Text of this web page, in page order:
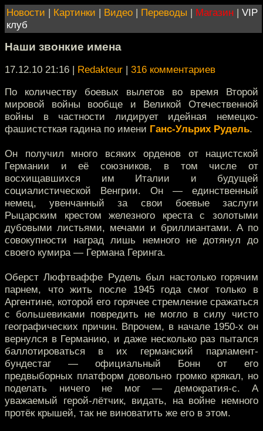
Новости | Картинки | Видео | Переводы | Магазин | VIP
клуб
Наши звонкие имена
17.12.10 21:16 | Redakteur | 316 комментариев
По количеству боевых вылетов во время Второй
мировой войны вообще и Великой Отечественной
войны в частности лидирует идейная немецко-
фашистсткая гадина по имени Ганс-Ульрих Рудель.
Он получил много всяких орденов от нацистской
Германии и её союзников, в том числе от
восхищавшихся им Италии и будущей
социалистической Венгрии. Он — единственный
немец, увенчанный за свои боевые заслуги
Рыцарским крестом железного креста с золотыми
дубовыми листьями, мечами и бриллиантами. А по
совокупности наград лишь немного не дотянул до
своего кумира — Германа Геринга.
Оберст Люфтваффе Рудель был настолько горячим
парнем, что жить после 1945 года смог только в
Аргентине, которой его горячее стремление сражаться
с большевиками повредить не могло в силу чисто
географических причин. Впрочем, в начале 1950-х он
вернулся в Германию, и даже несколько раз пытался
баллотироваться в их германский парламент-
бундестаг — официальный Бонн от его
предвыборных платформ довольно громко крякал, но
поделать ничего не мог — демократия-с. А
уважаемый герой-лётчик, видать, на войне немного
протёк крышей, так не виноватить же его в этом.